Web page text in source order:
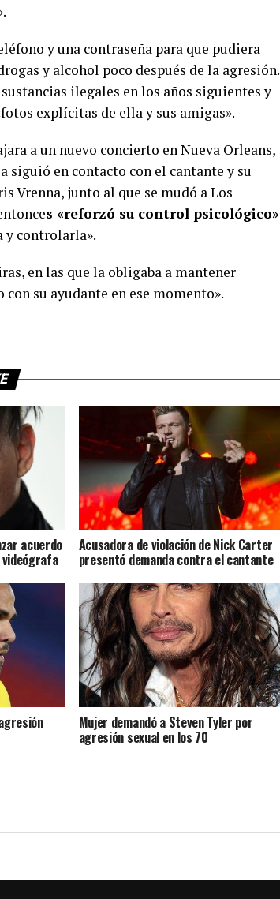
y una contraseña para que pudiera
y alcohol poco después de la agresión.
ilegales en los años siguientes y
explícitas de ella y sus amigas».
a un nuevo concierto en Nueva Orleans,
en contacto con el cantante y su
Vrenna, junto al que se mudó a Los
s «reforzó su control psicológico»
y controlarla».
en las que la obligaba a mantener
su ayudante en ese momento».
acuerdo Acusadora de violación de Nick Carter
presentó demanda contra el cantante
Mujer demandó a Steven Tyler por
agresión sexual en los 70